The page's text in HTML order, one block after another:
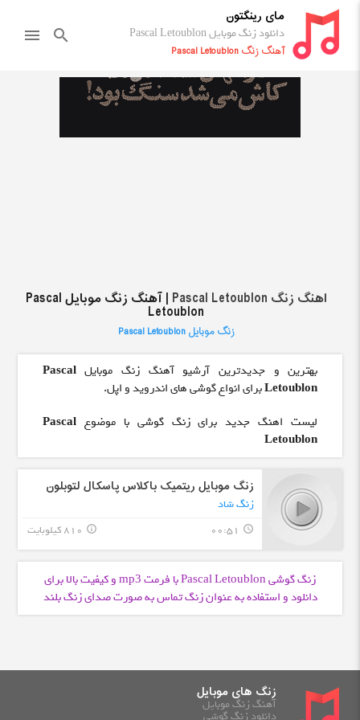
مای رینگتون
دانلود زنگ موبایل Pascal Letoublon
آهنگ زنگ Pascal Letoublon
search
menu
اهنگ زنگ Pascal Letoublon | آهنگ زنگ موبایل Pascal
Letoublon
زنگ موبایل Pascal Letoublon
بهترین و جدیدترین آرشیو آهنگ زنگ موبایلPascal
Letoublonبرای انواع گوشی های اندروید و اپل.
لیست اهنگ جدید برای زنگ گوشی با موضوعPascal
Letoublon
زنگ موبایل ریتمیک باکلاس پاسکال لتوبلون
زنگ شاد
query_builder
00:51 810 کیلوبایت info_outline
زنگ گوشی Pascal Letoublon با فرمت mp3 و کیفیت بالا برای
دانلود و استفاده به عنوان زنگ تماس به صورت صدای زنگ بلند
زنگ های موبایل
آهنگ زنگ موبایل
دانلود زنگ گوشی